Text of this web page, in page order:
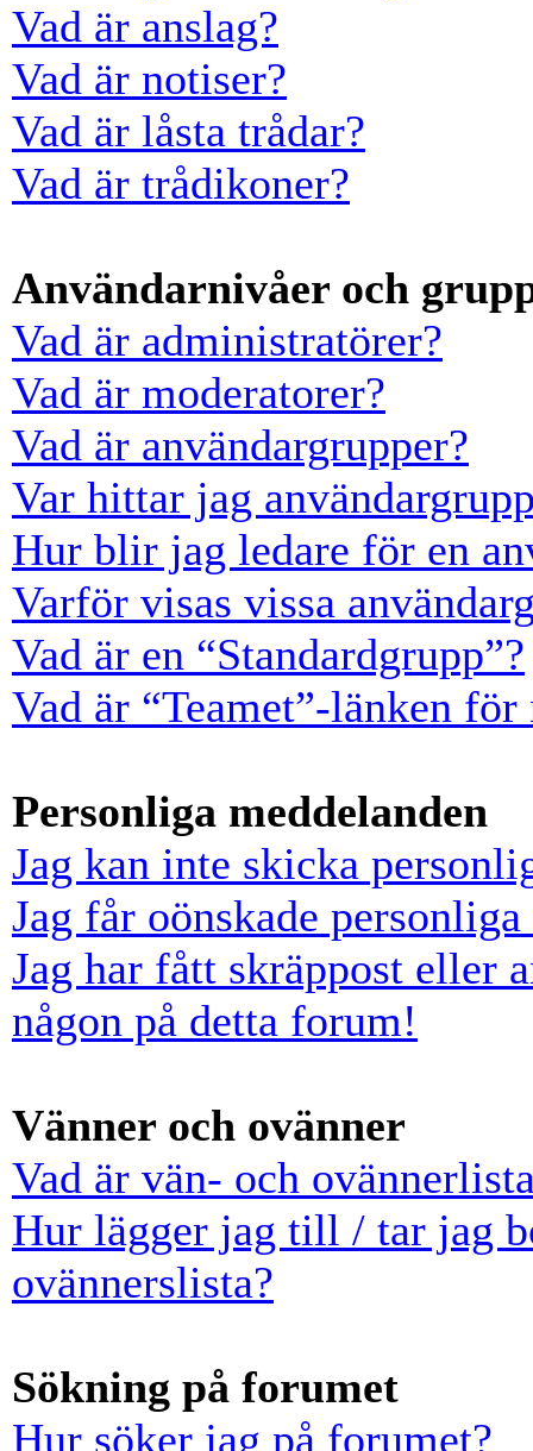
Vad är anslag?
Vad är notiser?
Vad är låsta trådar?
Vad är trådikoner?
Användarnivåer och
Vad är administratörer?
Vad är moderatorer?
Vad är användargrupper?
Var hittar jag
Hur blir jag ledare för en
Varför visas vissa
Vad är en “Standardgrupp”?
Vad är “Teamet”-länken för
Personliga meddelanden
Jag kan inte skicka
Jag får oönskade
Jag har fått skräppost eller
någon på detta forum!
Vänner och ovänner
Vad är vän- och
Hur lägger jag till / tar jag
ovännerslista?
Sökning på forumet
Hur söker jag på forumet?